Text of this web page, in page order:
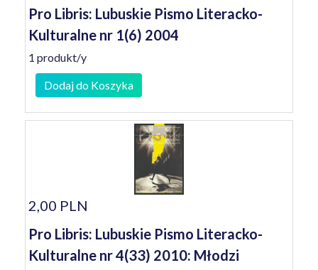
Pro Libris: Lubuskie Pismo Literacko-
Kulturalne nr 1(6) 2004
1 produkt/y
Dodaj do Koszyka
2,00 PLN
Pro Libris: Lubuskie Pismo Literacko-
Kulturalne nr 4(33) 2010: Młodzi